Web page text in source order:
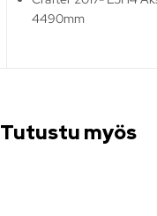
4490mm
Tutustu myös